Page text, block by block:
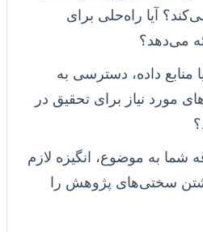
آیا راه‌حلی برای
می‌دهد؟
منابع داده، دسترسی به
مورد نیاز برای تحقیق در
شما به موضوع، انگیزه لازم
سختی‌های پژوهش را